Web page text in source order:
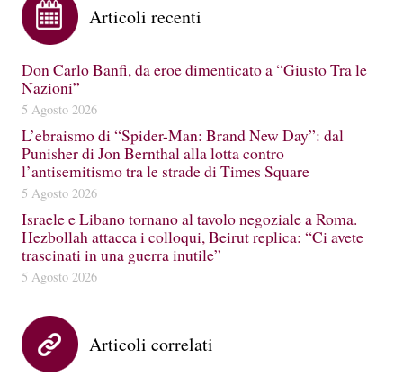
Articoli recenti
Don Carlo Banfi, da eroe dimenticato a “Giusto Tra le
Nazioni”
5 Agosto 2026
L’ebraismo di “Spider-Man: Brand New Day”: dal
Punisher di Jon Bernthal alla lotta contro
l’antisemitismo tra le strade di Times Square
5 Agosto 2026
Israele e Libano tornano al tavolo negoziale a Roma.
Hezbollah attacca i colloqui, Beirut replica: “Ci avete
trascinati in una guerra inutile”
5 Agosto 2026
Articoli correlati